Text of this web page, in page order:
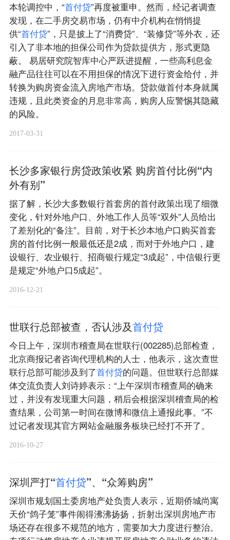
本轮调控中，“首付贷”再度被重申。然而，经记者调查
发现，在二手房交易市场，仍有中介机构在悄悄提
供“首付贷”，只是披上了“消费贷”、“装修贷”等外衣，还
引入了非本地的担保公司作为贷款提供方，形式更隐
蔽。 易居研究院智库中心严跃进提醒，一些高利息金
融产品往往可以在不用担保的情况下进行资金给付，并
转换为购房资金流入房地产市场。贷款做首付本身就属
违规，且此类资金的月息非常高，购房人应警惕其隐藏
的风险。
2017-03-31
长沙多家银行房贷政策收紧 购房首付比例“内
外有别”
据了解，长沙大多数银行首套房的首付政策出现了细微
变化，针对外地户口、外地工作人员等“双外”人员给出
了差别化的“备注”。目前，对于长沙本地户口购买首套
房的首付比例一般最低还是2成，而对于外地户口，建
设银行、农业银行、招商银行规定“3成起”，中信银行更
是规定“外地户口5成起”。
2016-12-21
世联行总部被查，否认涉及首付贷
今日上午，深圳市稽查局在世联行(002285)总部检查，
北京商报记者咨询代理机构的人士，他表示，这次查世
联行总部可能涉及到了首付贷的问题。但世联行总部媒
体交流负责人刘诗婷表示：“上午深圳市稽查局的确来
过，并没有发现重大问题，稍后会根据深圳稽查局的检
查结果，公司第一时间在微博和微信上通报此事。”不
过记者发现其官方网站金融服务板块已经打不开了。
2016-10-27
深圳严打“首付贷”、“众筹购房”
深圳市规划国土委房地产处负责人表示，近期侨城尚寓
天价“鸽子笼”事件闹得沸沸扬扬，折射出深圳房地产市
场还存在很多不规范的地方，需要加大力度进行整治。